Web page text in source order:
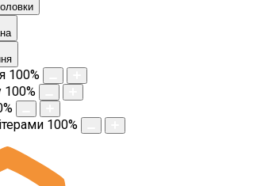
100%
100%
%
100%